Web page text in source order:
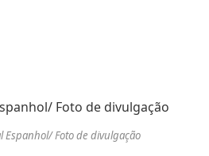
Espanhol/ Foto de divulgação